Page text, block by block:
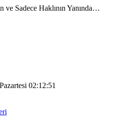
ve Sadece Haklının Yanında…
02:12:51